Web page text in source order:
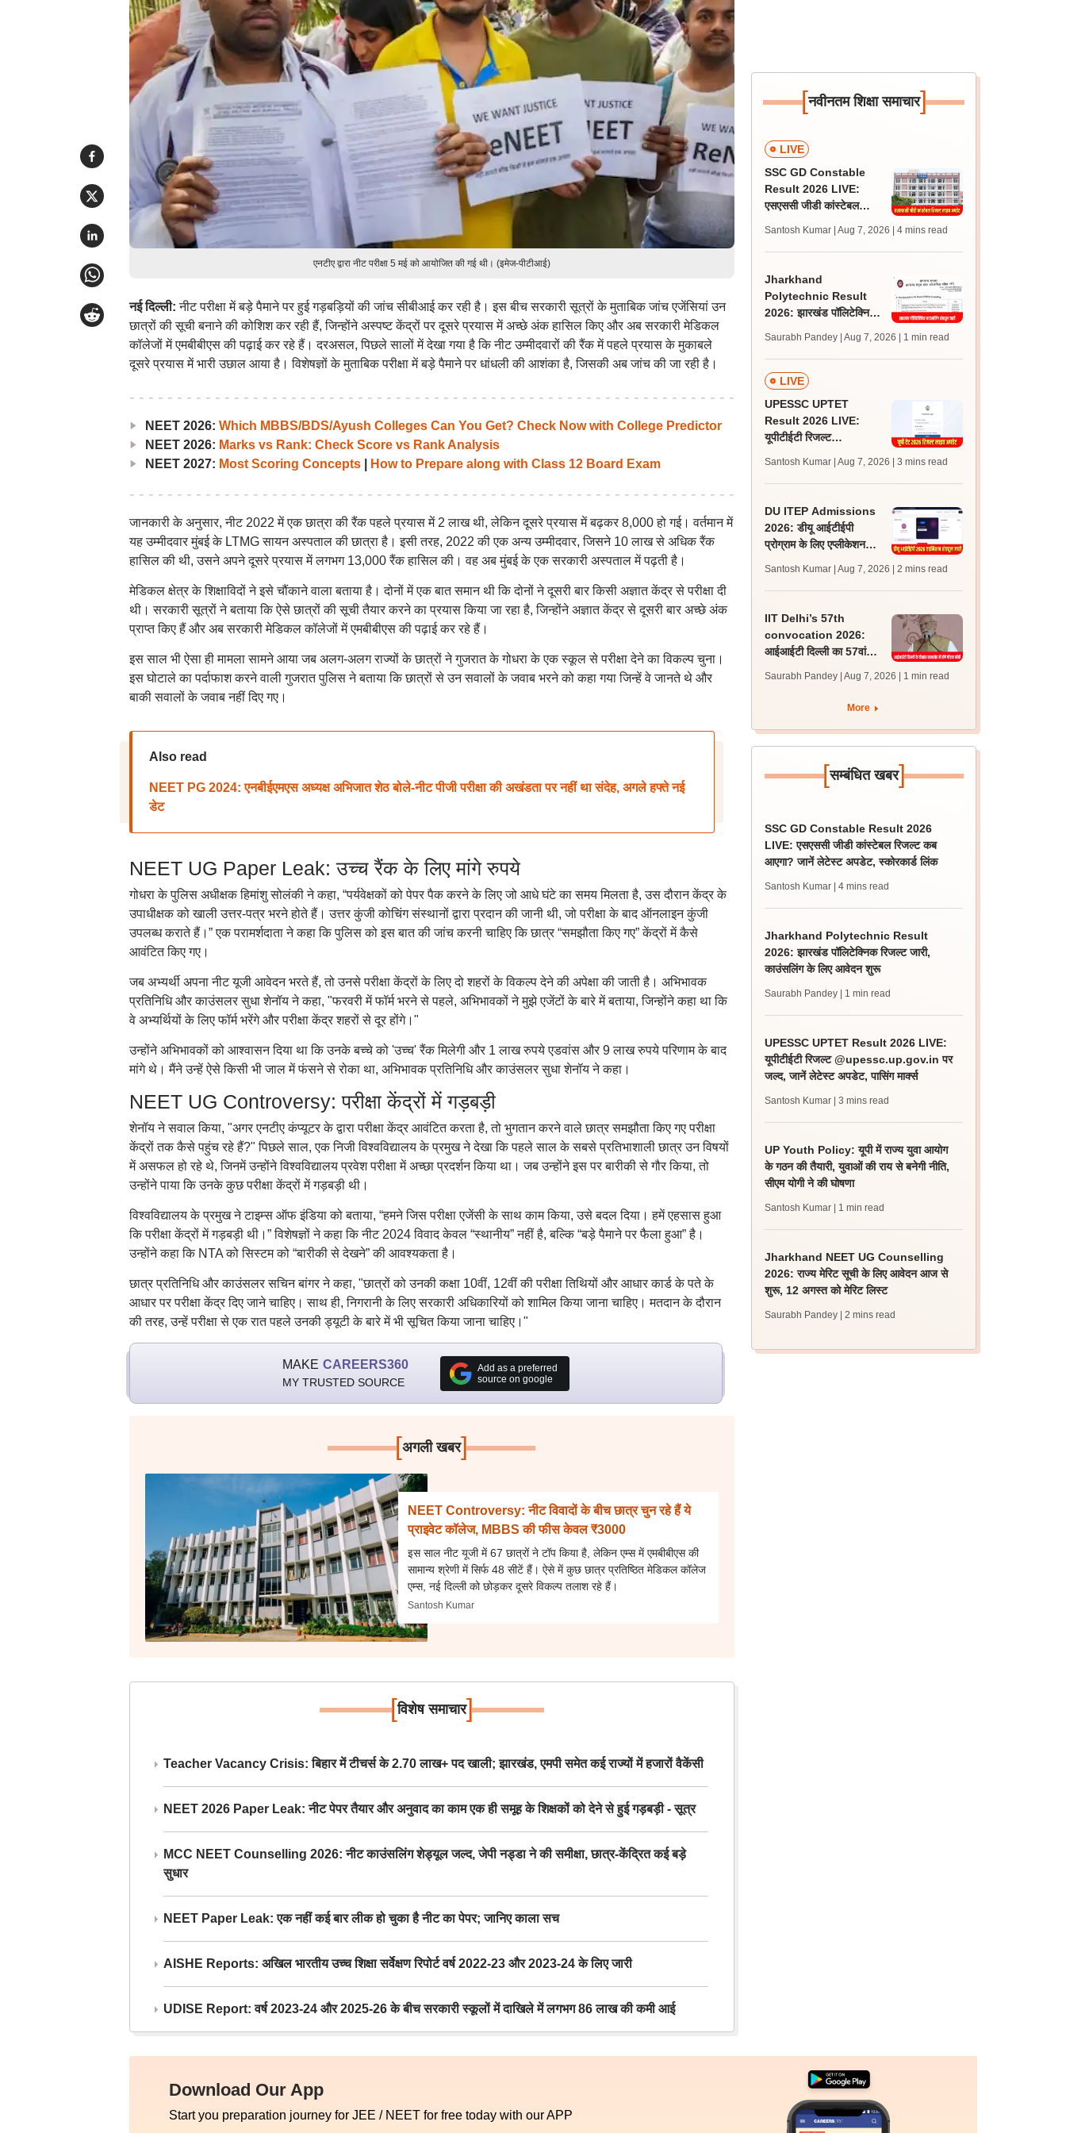
एनटीए द्वारा नीट परीक्षा 5 मई को आयोजित की गई थी। (इमेज-पीटीआई)
नई दिल्ली:नीट परीक्षा में बड़े पैमाने पर हुई गड़बड़ियों की जांच सीबीआई कर रही है। इस बीच सरकारी सूत्रों के मुताबिक जांच एजेंसियां उन
छात्रों की सूची बनाने की कोशिश कर रही हैं, जिन्होंने अस्पष्ट केंद्रों पर दूसरे प्रयास में अच्छे अंक हासिल किए और अब सरकारी मेडिकल
कॉलेजों में एमबीबीएस की पढ़ाई कर रहे हैं। दरअसल, पिछले सालों में देखा गया है कि नीट उम्मीदवारों की रैंक में पहले प्रयास के मुकाबले
दूसरे प्रयास में भारी उछाल आया है। विशेषज्ञों के मुताबिक परीक्षा में बड़े पैमाने पर धांधली की आशंका है, जिसकी अब जांच की जा रही है।
NEET 2026: Which MBBS/BDS/Ayush Colleges Can You Get? Check Now with College Predictor
NEET 2026: Marks vs Rank: Check Score vs Rank Analysis
NEET 2027: Most Scoring Concepts| How to Prepare along with Class 12 Board Exam
जानकारी के अनुसार, नीट 2022 में एक छात्रा की रैंक पहले प्रयास में 2 लाख थी, लेकिन दूसरे प्रयास में बढ़कर 8,000 हो गई। वर्तमान में
यह उम्मीदवार मुंबई के LTMG सायन अस्पताल की छात्रा है। इसी तरह, 2022 की एक अन्य उम्मीदवार, जिसने 10 लाख से अधिक रैंक
हासिल की थी, उसने अपने दूसरे प्रयास में लगभग 13,000 रैंक हासिल की। वह अब मुंबई के एक सरकारी अस्पताल में पढ़ती है।
मेडिकल क्षेत्र के शिक्षाविदों ने इसे चौंकाने वाला बताया है। दोनों में एक बात समान थी कि दोनों ने दूसरी बार किसी अज्ञात केंद्र से परीक्षा दी
थी। सरकारी सूत्रों ने बताया कि ऐसे छात्रों की सूची तैयार करने का प्रयास किया जा रहा है, जिन्होंने अज्ञात केंद्र से दूसरी बार अच्छे अंक
प्राप्त किए हैं और अब सरकारी मेडिकल कॉलेजों में एमबीबीएस की पढ़ाई कर रहे हैं।
इस साल भी ऐसा ही मामला सामने आया जब अलग-अलग राज्यों के छात्रों ने गुजरात के गोधरा के एक स्कूल से परीक्षा देने का विकल्प चुना।
इस घोटाले का पर्दाफाश करने वाली गुजरात पुलिस ने बताया कि छात्रों से उन सवालों के जवाब भरने को कहा गया जिन्हें वे जानते थे और
बाकी सवालों के जवाब नहीं दिए गए।
Also read
NEET PG 2024: एनबीईएमएस अध्यक्ष अभिजात शेठ बोले-नीट पीजी परीक्षा की अखंडता पर नहीं था संदेह, अगले हफ्ते नई
डेट
NEET UG Paper Leak: उच्च रैंक के लिए मांगे रुपये
गोधरा के पुलिस अधीक्षक हिमांशु सोलंकी ने कहा, “पर्यवेक्षकों को पेपर पैक करने के लिए जो आधे घंटे का समय मिलता है, उस दौरान केंद्र के
उपाधीक्षक को खाली उत्तर-पत्र भरने होते हैं। उत्तर कुंजी कोचिंग संस्थानों द्वारा प्रदान की जानी थी, जो परीक्षा के बाद ऑनलाइन कुंजी
उपलब्ध कराते हैं।” एक परामर्शदाता ने कहा कि पुलिस को इस बात की जांच करनी चाहिए कि छात्र “समझौता किए गए” केंद्रों में कैसे
आवंटित किए गए।
जब अभ्यर्थी अपना नीट यूजी आवेदन भरते हैं, तो उनसे परीक्षा केंद्रों के लिए दो शहरों के विकल्प देने की अपेक्षा की जाती है। अभिभावक
प्रतिनिधि और काउंसलर सुधा शेनॉय ने कहा, "फरवरी में फॉर्म भरने से पहले, अभिभावकों ने मुझे एजेंटों के बारे में बताया, जिन्होंने कहा था कि
वे अभ्यर्थियों के लिए फॉर्म भरेंगे और परीक्षा केंद्र शहरों से दूर होंगे।"
उन्होंने अभिभावकों को आश्वासन दिया था कि उनके बच्चे को 'उच्च' रैंक मिलेगी और 1 लाख रुपये एडवांस और 9 लाख रुपये परिणाम के बाद
मांगे थे। मैंने उन्हें ऐसे किसी भी जाल में फंसने से रोका था, अभिभावक प्रतिनिधि और काउंसलर सुधा शेनॉय ने कहा।
NEET UG Controversy: परीक्षा केंद्रों में गड़बड़ी
शेनॉय ने सवाल किया, "अगर एनटीए कंप्यूटर के द्वारा परीक्षा केंद्र आवंटित करता है, तो भुगतान करने वाले छात्र समझौता किए गए परीक्षा
केंद्रों तक कैसे पहुंच रहे हैं?" पिछले साल, एक निजी विश्वविद्यालय के प्रमुख ने देखा कि पहले साल के सबसे प्रतिभाशाली छात्र उन विषयों
में असफल हो रहे थे, जिनमें उन्होंने विश्वविद्यालय प्रवेश परीक्षा में अच्छा प्रदर्शन किया था। जब उन्होंने इस पर बारीकी से गौर किया, तो
उन्होंने पाया कि उनके कुछ परीक्षा केंद्रों में गड़बड़ी थी।
विश्वविद्यालय के प्रमुख ने टाइम्स ऑफ इंडिया को बताया, “हमने जिस परीक्षा एजेंसी के साथ काम किया, उसे बदल दिया। हमें एहसास हुआ
कि परीक्षा केंद्रों में गड़बड़ी थी।” विशेषज्ञों ने कहा कि नीट 2024 विवाद केवल “स्थानीय” नहीं है, बल्कि “बड़े पैमाने पर फैला हुआ” है।
उन्होंने कहा कि NTA को सिस्टम को “बारीकी से देखने” की आवश्यकता है।
छात्र प्रतिनिधि और काउंसलर सचिन बांगर ने कहा, "छात्रों को उनकी कक्षा 10वीं, 12वीं की परीक्षा तिथियों और आधार कार्ड के पते के
आधार पर परीक्षा केंद्र दिए जाने चाहिए। साथ ही, निगरानी के लिए सरकारी अधिकारियों को शामिल किया जाना चाहिए। मतदान के दौरान
की तरह, उन्हें परीक्षा से एक रात पहले उनकी ड्यूटी के बारे में भी सूचित किया जाना चाहिए।"
MAKE CAREERS360
MY TRUSTED SOURCE
Add as a preferred
source on google
[अगली खबर]
NEET Controversy: नीट विवादों के बीच छात्र चुन रहे हैं ये
प्राइवेट कॉलेज, MBBS की फीस केवल ₹3000
इस साल नीट यूजी में 67 छात्रों ने टॉप किया है, लेकिन एम्स में एमबीबीएस की
सामान्य श्रेणी में सिर्फ 48 सीटें हैं। ऐसे में कुछ छात्र प्रतिष्ठित मेडिकल कॉलेज
एम्स, नई दिल्ली को छोड़कर दूसरे विकल्प तलाश रहे हैं।
Santosh Kumar
[विशेष समाचार]
Teacher Vacancy Crisis: बिहार में टीचर्स के 2.70 लाख+ पद खाली; झारखंड, एमपी समेत कई राज्यों में हजारों वैकेंसी
NEET 2026 Paper Leak: नीट पेपर तैयार और अनुवाद का काम एक ही समूह के शिक्षकों को देने से हुई गड़बड़ी - सूत्र
MCC NEET Counselling 2026: नीट काउंसलिंग शेड्यूल जल्द, जेपी नड्डा ने की समीक्षा, छात्र-केंद्रित कई बड़े
सुधार
NEET Paper Leak: एक नहीं कई बार लीक हो चुका है नीट का पेपर; जानिए काला सच
AISHE Reports: अखिल भारतीय उच्च शिक्षा सर्वेक्षण रिपोर्ट वर्ष 2022-23 और 2023-24 के लिए जारी
UDISE Report: वर्ष 2023-24 और 2025-26 के बीच सरकारी स्कूलों में दाखिले में लगभग 86 लाख की कमी आई
[नवीनतम शिक्षा समाचार]
LIVE
SSC GD Constable
Result 2026 LIVE:
एसएससी जीडी कांस्टेबल
लेटेस्ट अपडेट, स्कोरकार्ड लिंक
Santosh Kumar | Aug 7, 2026 | 4 mins read
Jharkhand
Polytechnic Result
2026: झारखंड पॉलिटेक्निक
Saurabh Pandey | Aug 7, 2026 | 1 min read
LIVE
UPESSC UPTET
Result 2026 LIVE:
यूपीटीईटी रिजल्ट
जल्द, जानें लेटेस्ट अपडेट,
पासिंग मार्क्स
Santosh Kumar | Aug 7, 2026 | 3 mins read
DU ITEP Admissions
2026: डीयू आईटीईपी
प्रोग्राम के लिए एप्लीकेशन
रिजल्ट 10 अगस्त को
Santosh Kumar | Aug 7, 2026 | 2 mins read
IIT Delhi’s 57th
convocation 2026:
आईआईटी दिल्ली का 57वां
Saurabh Pandey | Aug 7, 2026 | 1 min read
More
[सम्बंधित खबर]
SSC GD Constable Result 2026
LIVE: एसएससी जीडी कांस्टेबल रिजल्ट कब
आएगा? जानें लेटेस्ट अपडेट, स्कोरकार्ड लिंक
Santosh Kumar | 4 mins read
Jharkhand Polytechnic Result
2026: झारखंड पॉलिटेक्निक रिजल्ट जारी,
काउंसलिंग के लिए आवेदन शुरू
Saurabh Pandey | 1 min read
UPESSC UPTET Result 2026 LIVE:
यूपीटीईटी रिजल्ट @upessc.up.gov.in पर
जल्द, जानें लेटेस्ट अपडेट, पासिंग मार्क्स
Santosh Kumar | 3 mins read
UP Youth Policy: यूपी में राज्य युवा आयोग
के गठन की तैयारी, युवाओं की राय से बनेगी नीति,
सीएम योगी ने की घोषणा
Santosh Kumar | 1 min read
Jharkhand NEET UG Counselling
2026: राज्य मेरिट सूची के लिए आवेदन आज से
शुरू, 12 अगस्त को मेरिट लिस्ट
Saurabh Pandey | 2 mins read
Download Our App
Start you preparation journey for JEE / NEET for free today with our APP